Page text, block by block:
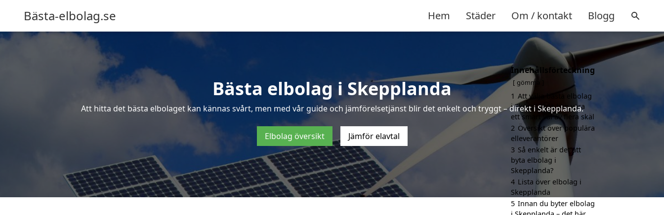
Bästa-elbolag.se Hem Städer Om / kontakt Blogg
Bästa elbolag i Skepplanda
Att hitta det bästa elbolaget kan kännas svårt, men med vår guide och jämförelsetjänst blir det enkelt och tryggt – direkt i Skepplanda.
Elbolag översikt Jämför elavtal
Innehållsförteckning
gömma
1 Att välja bästa elbolag
i Skepplanda kan vara
ett smart val av flera skäl
2 Översikt över populära
elleverantörer
3 Så enkelt är det att
byta elbolag i
Skepplanda?
4 Lista över elbolag i
Skepplanda
5 Innan du byter elbolag